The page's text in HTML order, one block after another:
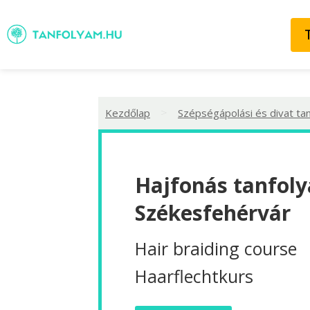
Kezdőlap Szépségápolási és divat
Hajfonás
Székesfehérvár
Hair braiding course
Haarflechtkurs